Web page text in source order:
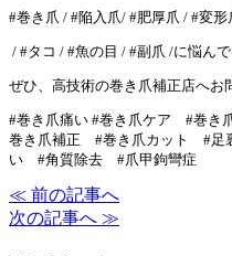
#巻き爪 / #陥入爪/ #肥厚爪 / #変形
/ #タコ / #魚の目 / #副爪 /に悩んで
ぜひ、高技術の巻き爪補正店へお
#巻き爪痛い #巻き爪ケア #巻
巻き爪補正 #巻き爪カット #足
い #角質除去 #爪甲鉤彎症
≪ 前の記事へ
次の記事へ ≫